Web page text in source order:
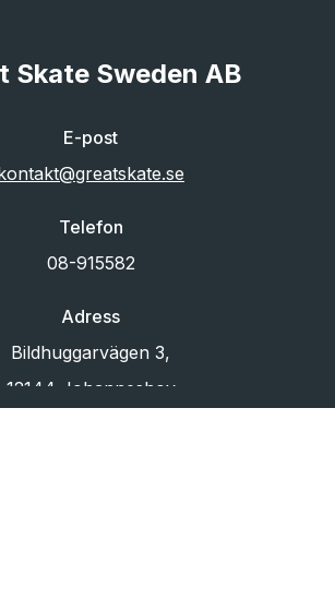
Skate Sweden AB
E-post
Telefon
08-915582
Adress
Bildhuggarvägen 3,
12144 Johanneshov